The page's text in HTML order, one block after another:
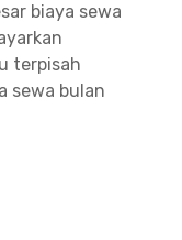
biaya sewa
terpisah
sewa bulan